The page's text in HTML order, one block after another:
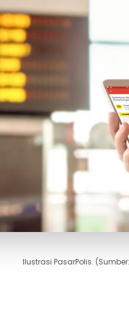
Ilustrasi PasarPolis.